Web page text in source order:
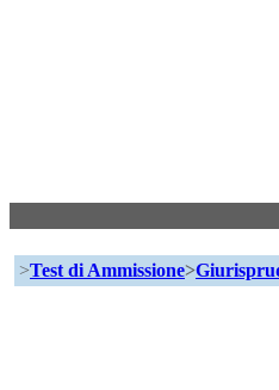
>Test di Ammissione>